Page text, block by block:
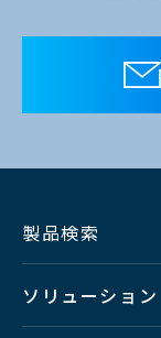
製品検索
ソリューション